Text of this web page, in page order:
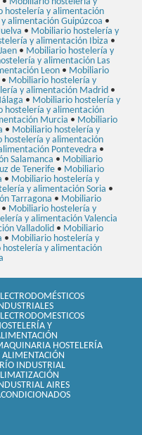
hostelería y alimentación
alimentación Guipúzcoa •
• Mobiliario hostelería y
y alimentación Ibiza •
• Mobiliario hostelería y
y alimentación Las
Leon • Mobiliario
• Mobiliario hostelería y
y alimentación Madrid•
• Mobiliario hostelería y
hostelería y alimentación
Murcia • Mobiliario
• Mobiliario hostelería y
hostelería y alimentación
Pontevedra •
Salamanca • Mobiliario
de Tenerife • Mobiliario
• Mobiliario hostelería y
y alimentación Soria •
Tarragona • Mobiliario
Mobiliario hostelería y
y alimentación Valencia
Valladolid • Mobiliario
• Mobiliario hostelería y
hostelería y alimentación
Y
HOSTELERÍA
ALIMENTACIÓN
INDUSTRIAL
AIRES